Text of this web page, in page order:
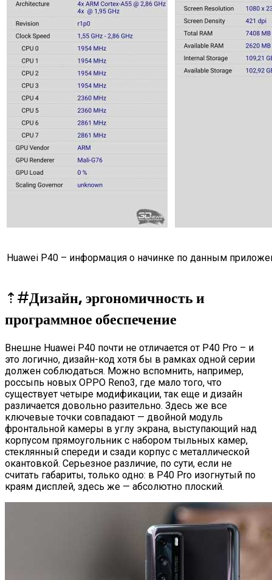
Huawei P40 – информация о начинке по данным
⇡#Дизайн, эргономичность и
программное обеспечение
Внешне Huawei P40 почти не отличается от P40 Pro – и
это логично, дизайн-код хотя бы в рамках одной серии
должен соблюдаться. Можно вспомнить, например,
россыпь новых OPPO Reno3, где мало того, что
существует четыре модификации, так еще и дизайн
различается довольно разительно. Здесь же все
ключевые точки совпадают — двойной модуль
фронтальной камеры в углу экрана, выступающий над
корпусом прямоугольник с набором тыльных камер,
стеклянный спереди и сзади корпус с металлической
окантовкой. Серьезное различие, по сути, если не
считать габариты, только одно: в P40 Pro изогнутый по
краям дисплей, здесь же — абсолютно плоский.